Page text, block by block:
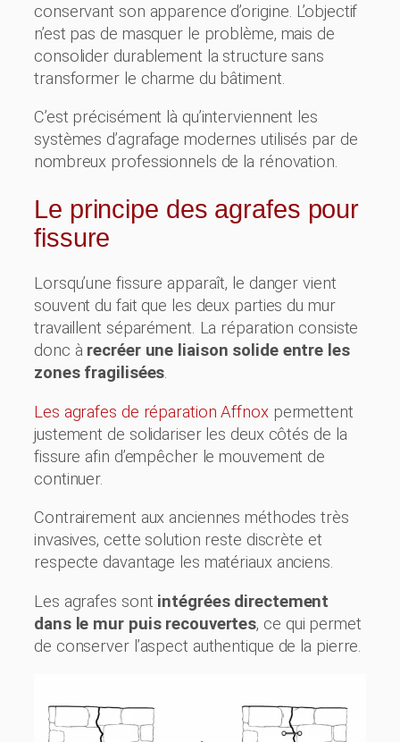
conservant son apparence d’origine. L’objectif
n’est pas de masquer le problème, mais de
consolider durablement la structure sans
transformer le charme du bâtiment.
C’est précisément là qu’interviennent les
systèmes d’agrafage modernes utilisés par de
nombreux professionnels de la rénovation.
Le principe des agrafes pour
fissure
Lorsqu’une fissure apparaît, le danger vient
souvent du fait que les deux parties du mur
travaillent séparément. La réparation consiste
donc à recréer une liaison solide entre les
zones fragilisées.
Les agrafes de réparation Affnoxpermettent
justement de solidariser les deux côtés de la
fissure afin d’empêcher le mouvement de
continuer.
Contrairement aux anciennes méthodes très
invasives, cette solution reste discrète et
respecte davantage les matériaux anciens.
Les agrafes sont intégrées directement
dans le mur puis recouvertes, ce qui permet
de conserver l’aspect authentique de la pierre.